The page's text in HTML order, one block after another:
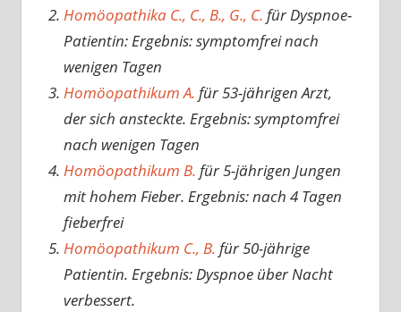
Homöopathika C., C., B., G., C. für Dyspnoe-
Patientin: Ergebnis: symptomfrei nach
wenigen Tagen
Homöopathikum A. für 53-jährigen Arzt,
der sich ansteckte. Ergebnis: symptomfrei
nach wenigen Tagen
Homöopathikum B. für 5-jährigen Jungen
mit hohem Fieber. Ergebnis: nach 4 Tagen
fieberfrei
Homöopathikum C., B. für 50-jährige
Patientin. Ergebnis: Dyspnoe über Nacht
verbessert.